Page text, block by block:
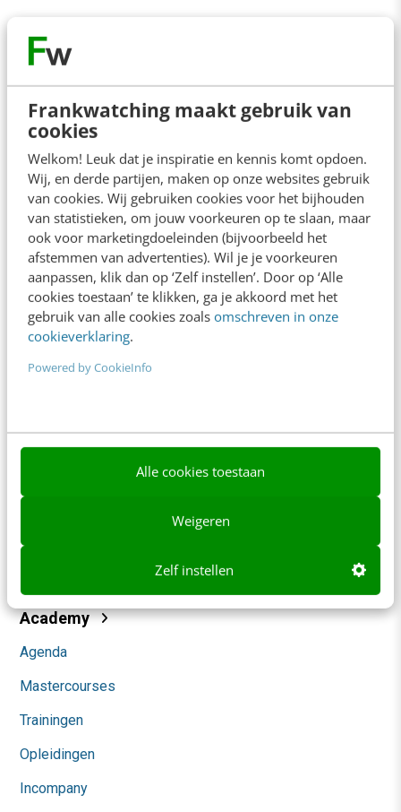
Frankwatching maakt gebruik van
cookies
Welkom! Leuk dat je inspiratie en kennis komt opdoen.
Wij, en derde partijen, maken op onze websites gebruik
van cookies. Wij gebruiken cookies voor het bijhouden
van statistieken, om jouw voorkeuren op te slaan, maar
ook voor marketingdoeleinden (bijvoorbeeld het
afstemmen van advertenties). Wil je je voorkeuren
aanpassen, klik dan op ‘Zelf instellen’. Door op ‘Alle
cookies toestaan’ te klikken, ga je akkoord met het
gebruik van alle cookies zoals omschreven in onze
cookieverklaring.
Powered by CookieInfo
Alle cookies toestaan
Weigeren
Zelf instellen
Frankwatching
Adverteren
Contact
Nieuwsbrieven
Over ons
Ons team
Werken bij
Whitepapers
Blog
AI & Tech
Klantcontact & CX
Social
Themanieuwsbrieven
Academy
Agenda
Mastercourses
Trainingen
Opleidingen
Incompany